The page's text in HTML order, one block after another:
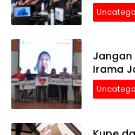
Jangan
Irama